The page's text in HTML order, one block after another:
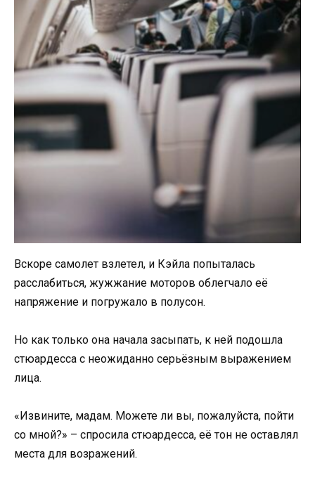
Вскоре самолет взлетел, и Кэйла попыталась
расслабиться, жужжание моторов облегчало её
напряжение и погружало в полусон.
Но как только она начала засыпать, к ней подошла
стюардесса с неожиданно серьёзным выражением
лица.
«Извините, мадам. Можете ли вы, пожалуйста, пойти
со мной?» – спросила стюардесса, её тон не оставлял
места для возражений.